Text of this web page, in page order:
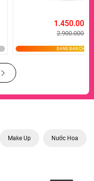
1.450.000₫
2.900.000₫
Make Up Nước Hoa